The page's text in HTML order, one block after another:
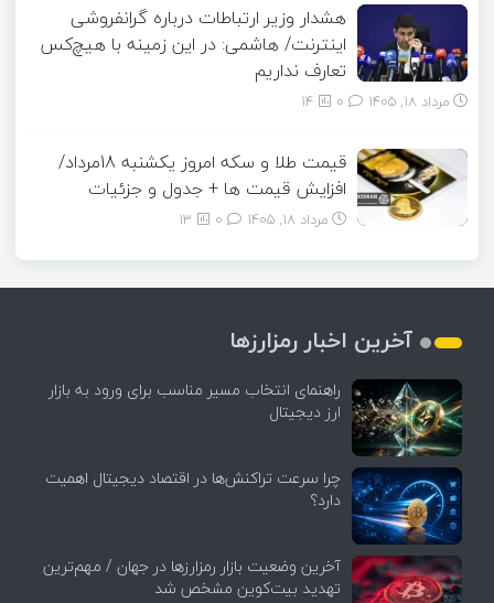
هشدار وزیر ارتباطات درباره گرانفروشی
اینترنت/ هاشمی: در این زمینه با هیچ‌کس
تعارف نداریم
مرداد ۱۸, ۱۴۰۵ 14
قیمت طلا و سکه امروز یکشنبه 18مرداد/
افزایش قیمت ها + جدول و جزئیات
مرداد ۱۸, ۱۴۰۵ 13
آخرین اخبار رمزارزها
راهنمای انتخاب مسیر مناسب برای ورود به بازار
ارز دیجیتال
چرا سرعت تراکنش‌ها در اقتصاد دیجیتال اهمیت
دارد؟
آخرین وضعیت بازار رمزارزها در جهان / مهم‌ترین
تهدید بیت‌کوین مشخص شد